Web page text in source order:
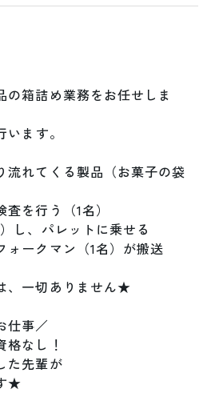
の箱詰め業務をお任せしま
ます。
れてくる製品（お菓子の袋
を行う（1名）
し、パレットに乗せる
ークマン（1名）が搬送
、一切ありません★
仕事／
格なし！
た先輩が
★